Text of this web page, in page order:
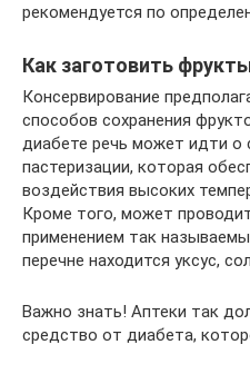
рекомендуется по
Как заготовить
Консервирование
способов сохранения
диабете речь может идти о
пастеризации, которая
воздействия высоких
Кроме того, может
применением так
перечне находится уксус,
Важно знать! Аптеки так
средство от диабета,